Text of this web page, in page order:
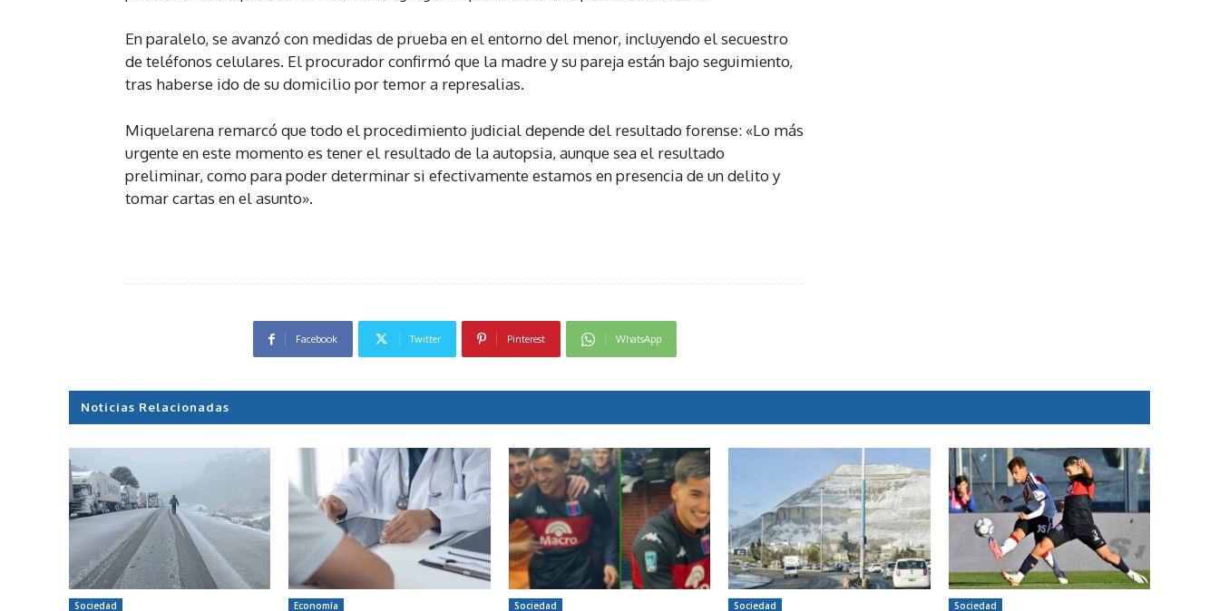
En paralelo, se avanzó con medidas de prueba en el entorno del menor, incluyendo el secuestro
de teléfonos celulares. El procurador confirmó que la madre y su pareja están bajo seguimiento,
tras haberse ido de su domicilio por temor a represalias.
Miquelarena remarcó que todo el procedimiento judicial depende del resultado forense: «Lo más
urgente en este momento es tener el resultado de la autopsia, aunque sea el resultado
preliminar, como para poder determinar si efectivamente estamos en presencia de un delito y
tomar cartas en el asunto».
Facebook Twitter Pinterest WhatsApp
Noticias Relacionadas
Sociedad Economía Sociedad Sociedad Sociedad